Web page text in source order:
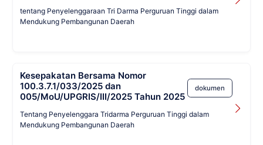
tentang Penyelenggaraan Tri Darma Perguruan Tinggi dalam
Mendukung Pembangunan Daerah
Kesepakatan Bersama Nomor
100.3.7.1/033/2025 dan
005/MoU/UPGRIS/III/2025 Tahun 2025
dokumen
Tentang Penyelenggara Tridarma Perguruan Tinggi dalam
Mendukung Pembangunan Daerah